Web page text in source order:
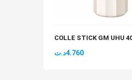
COLLE STICK GM UHU
4.760د.ت